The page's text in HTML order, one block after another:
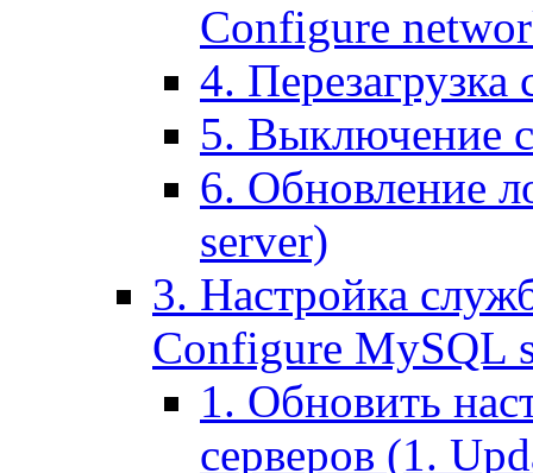
Configure
4. Перезагрузка
5. Выключение
6. Обновление
server)
3. Настройка
Configure MySQL
1. Обновить
серверов (1.